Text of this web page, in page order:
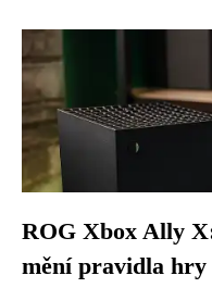
ROG Xbox Ally
mění pravidla hry